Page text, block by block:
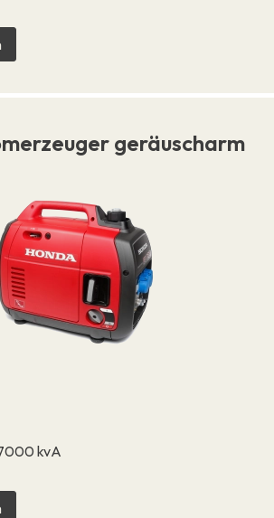
geräuscharm
kvA